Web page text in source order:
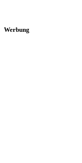
Werbung